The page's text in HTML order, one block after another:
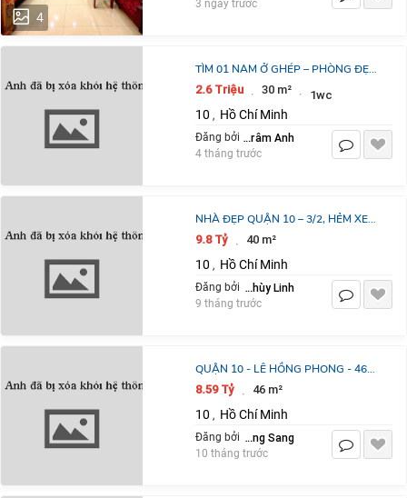
4
3 ngày trước
TÌM 01 NAM Ở GHÉP – PHÒNG ĐẸP,
TIỆN NGHI, TRUNG TÂM - P12, Q.10,
2.6 Triệu · 30 m² · 1wc
10 , Hồ Chí Minh
Đăng bởi Trâm Anh
4 tháng trước
NHÀ ĐẸP QUẬN 10 – 3/2, HẺM XE
HƠI 6M – 4 TẦNG BTCT – 4PN
9.8 Tỷ · 40 m²
10 , Hồ Chí Minh
Đăng bởi Nguyễn Thùy Linh
9 tháng trước
QUẬN 10 - LÊ HỒNG PHONG - 46M
- TIỆN Ở HOẶC KINH DOANH - NỞ
HẬU - 8 TỶ
8.59 Tỷ · 46 m²
10 , Hồ Chí Minh
Đăng bởi Nguyễn Thụy Hoàng Sang
10 tháng trước